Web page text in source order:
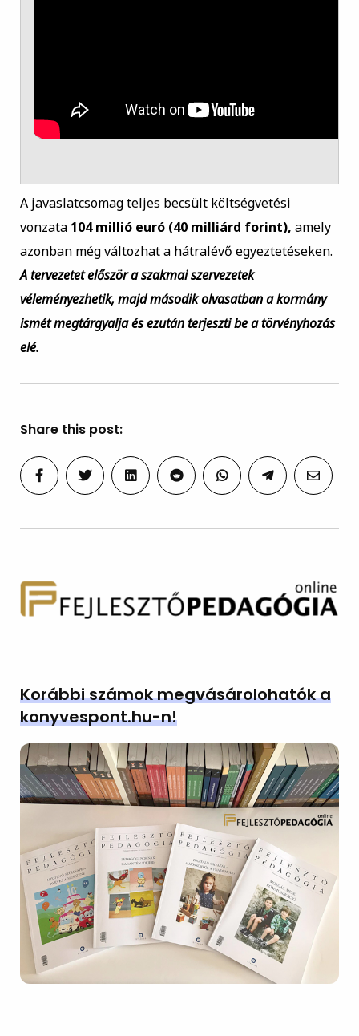
A javaslatcsomag teljes becsült költségvetési
vonzata 104 millió euró (40 milliárd forint), amely
azonban még változhat a hátralévő egyeztetéseken.
A tervezetet először a szakmai szervezetek
véleményezhetik, majd második olvasatban a kormány
ismét megtárgyalja és ezután terjeszti be a törvényhozás
elé.
Share this post:
Korábbi számok megvásárolohatók a
konyvespont.hu-n!